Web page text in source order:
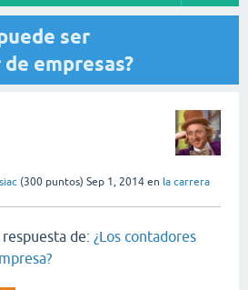
ser
empresas?
(300 puntos) Sep 1, 2014 en la carrera
de: ¿Los contadores